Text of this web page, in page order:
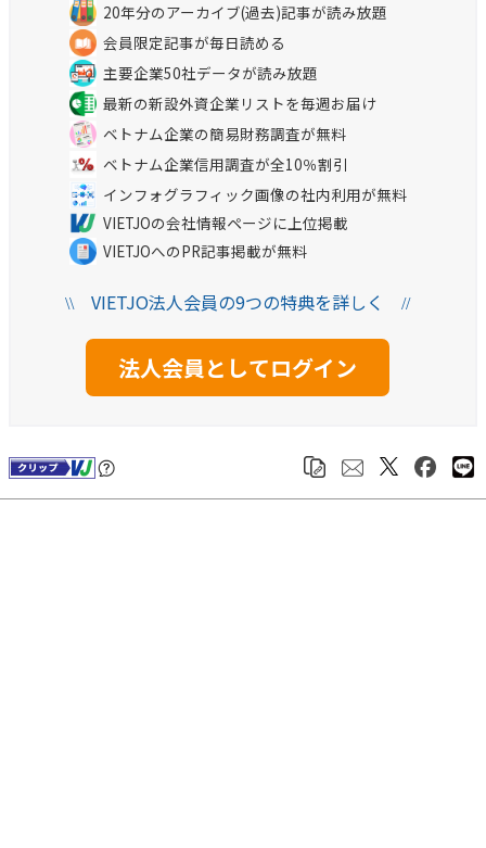
20年分のアーカイブ(過去)記事が読み放題
会員限定記事が毎日読める
主要企業50社データが読み放題
最新の新設外資企業リストを毎週お届け
ベトナム企業の簡易財務調査が無料
ベトナム企業信用調査が全10％割引
インフォグラフィック画像の社内利用が無料
VIETJOの会社情報ページに上位掲載
VIETJOへのPR記事掲載が無料
\\VIETJO法人会員の9つの特典を詳しく //